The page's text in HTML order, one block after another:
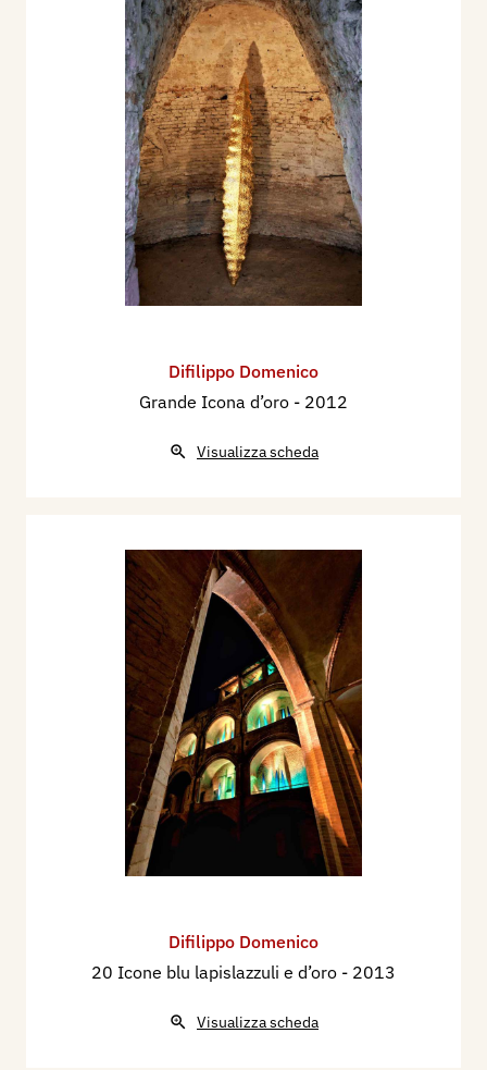
Difilippo Domenico
Grande Icona d’oro - 2012
Visualizza scheda
Difilippo Domenico
20 Icone blu lapislazzuli e d’oro - 2013
Visualizza scheda